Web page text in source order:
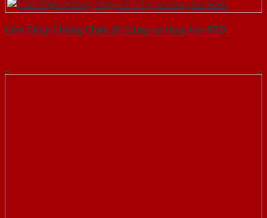
Cửa Thép Chống Cháy 2P 2 tay co thuy luc-SGD